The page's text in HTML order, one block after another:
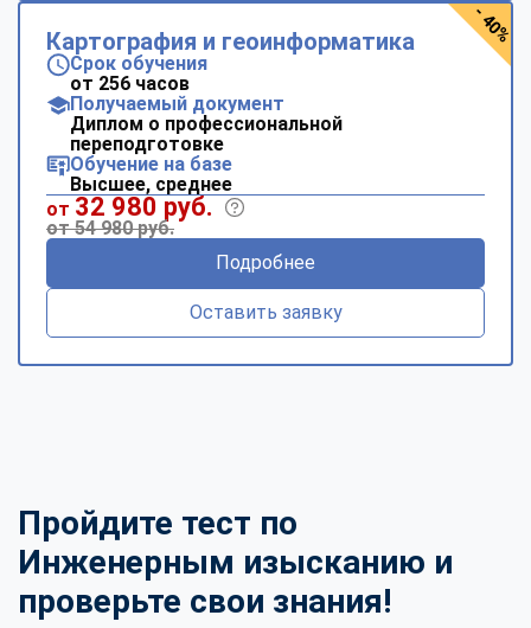
Картография и геоинформатика
Срок обучения
от 256 часов
Получаемый документ
Диплом о профессиональной
переподготовке
Обучение на базе
Высшее, среднее
от 32 980 руб.
от 54 980 руб.
Подробнее
Оставить заявку
- 40%
Пройдите тест по
Инженерным изысканию и
проверьте свои знания!